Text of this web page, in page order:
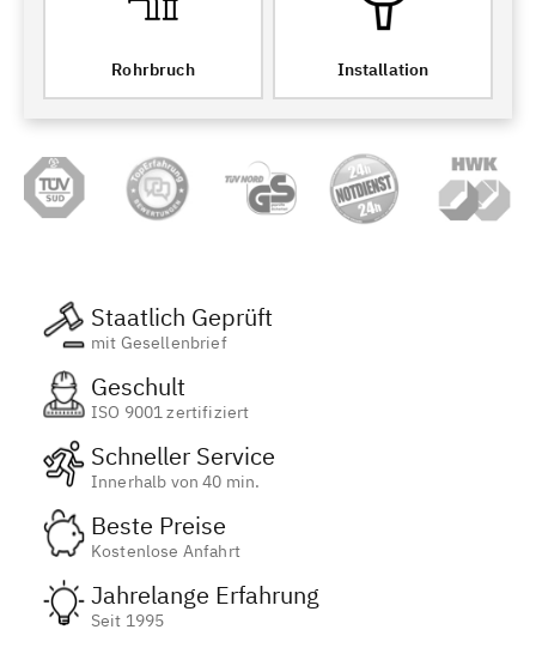
Rohrbruch Installation
Staatlich Geprüft
mit Gesellenbrief
Geschult
ISO 9001 zertifiziert
Schneller Service
Innerhalb von 40 min.
Beste Preise
Kostenlose Anfahrt
Jahrelange Erfahrung
Seit 1995